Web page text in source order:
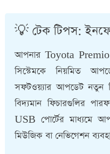
💡 টেক টিপস:
আপনার Toyota Premio
সিস্টেমকে নিয়মিত
সফটওয়্যার আপডেট নতুন
বিদ্যমান ফিচারগুলির
USB পোর্টের মাধ্যমে
মিউজিক বা নেভিগেশন